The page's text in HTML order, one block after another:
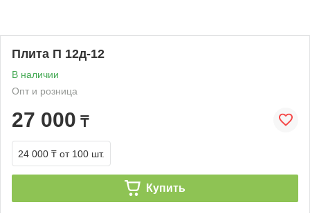
Плита П 12д-12
В наличии
Опт и розница
27 000 ₸
24 000 ₸ от 100 шт.
Купить